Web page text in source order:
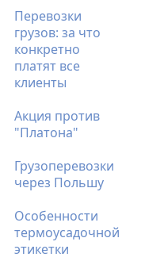
Перевозки
грузов: за что
конкретно
платят все
клиенты
Акция против
"Платона"
Грузоперевозки
через Польшу
Особенности
термоусадочной
этикетки